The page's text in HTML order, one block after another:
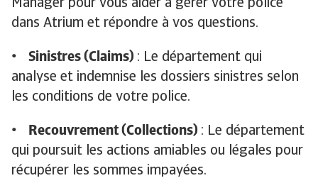
Manager pour vous aider à gérer votre police
dans Atrium et répondre à vos questions.
• Sinistres (Claims) : Le département qui
analyse et indemnise les dossiers sinistres selon
les conditions de votre police.
• Recouvrement (Collections) : Le département
qui poursuit les actions amiables ou légales pour
récupérer les sommes impayées.